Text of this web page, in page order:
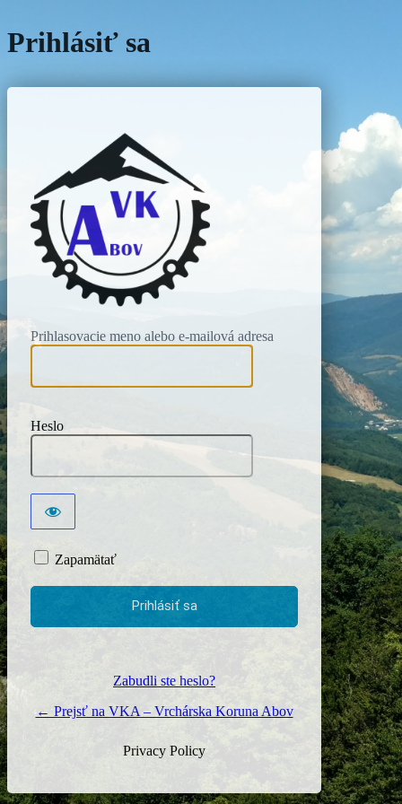
Prihlásiť sa
Vrchárska
Prihlasovacie meno alebo e-mailová adresa
Heslo
Zapamätať
Zabudli ste heslo?
← Prejsť na VKA – Vrchárska Koruna Abov
Privacy Policy